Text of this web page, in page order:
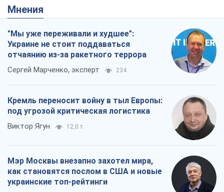
Мнения
"Мы уже переживали и худшее":
Украине не стоит поддаваться
отчаянию из-за ракетного террора
Сергей Марченко, эксперт 234
Кремль переносит войну в тыл Европы:
под угрозой критическая логистика
Виктор Ягун 12,0 т.
Мэр Москвы внезапно захотел мира,
как становятся послом в США и новые
украинские топ-рейтинги